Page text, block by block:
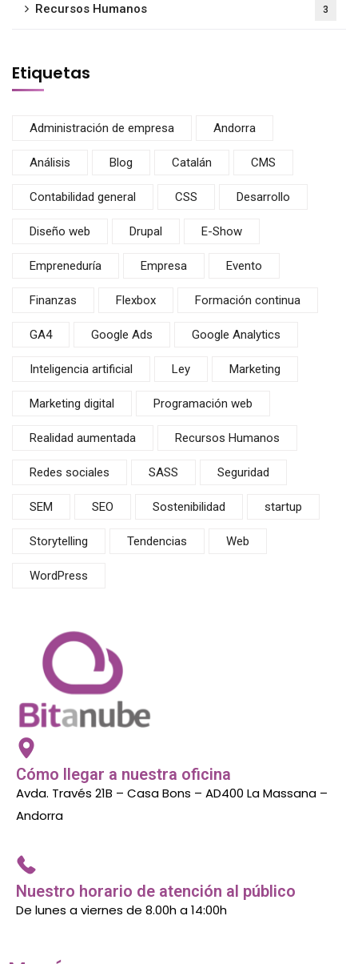
Recursos Humanos 3
Etiquetas
Administración de empresa Andorra
Análisis Blog Catalán CMS
Contabilidad general CSS Desarrollo
Diseño web Drupal E-Show
Empreneduría Empresa Evento
Finanzas Flexbox Formación continua
GA4 Google Ads Google Analytics
Inteligencia artificial Ley Marketing
Marketing digital Programación web
Realidad aumentada Recursos Humanos
Redes sociales SASS Seguridad
SEM SEO Sostenibilidad startup
Storytelling Tendencias Web
WordPress
Cómo llegar a nuestra oficina
Avda. Través 21B – Casa Bons – AD400 La Massana –
Andorra
Nuestro horario de atención al público
De lunes a viernes de 8.00h a 14:00h